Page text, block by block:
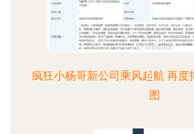
疯狂小杨哥新公司乘风起航 再度
图